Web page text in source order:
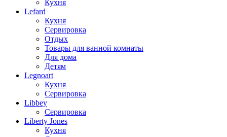
Кухня
Lefard
Кухня
Сервировка
Отдых
Товары для ванной комнаты
Для дома
Детям
Legnoart
Кухня
Сервировка
Libbey
Сервировка
Liberty Jones
Кухня